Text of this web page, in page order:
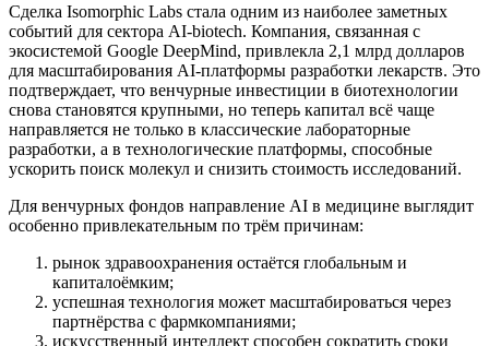
Сделка Isomorphic Labs стала одним из наиболее заметных
событий для сектора AI-biotech. Компания, связанная с
экосистемой Google DeepMind, привлекла 2,1 млрд долларов
для масштабирования AI-платформы разработки лекарств. Это
подтверждает, что венчурные инвестиции в биотехнологии
снова становятся крупными, но теперь капитал всё чаще
направляется не только в классические лабораторные
разработки, а в технологические платформы, способные
ускорить поиск молекул и снизить стоимость исследований.
Для венчурных фондов направление AI в медицине выглядит
особенно привлекательным по трём причинам:
рынок здравоохранения остаётся глобальным и
капиталоёмким;
успешная технология может масштабироваться через
партнёрства с фармкомпаниями;
искусственный интеллект способен сократить сроки